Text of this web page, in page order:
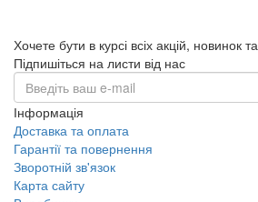
Хочете бути в курсі всіх акцій, новинок
Підпишіться на листи від нас
Інформація
Доставка та оплата
Гарантії та повернення
Зворотній зв'язок
Карта сайту